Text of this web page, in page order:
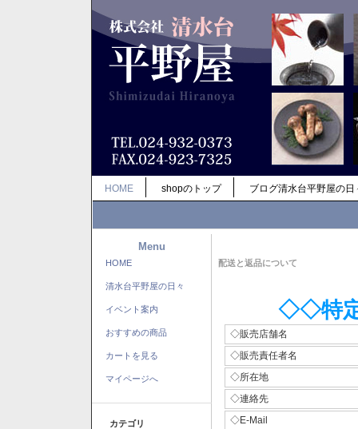
HOME shopのトップ ブログ清水台平野屋の日
Menu
HOME
清水台平野屋の日々
イベント案内
おすすめの商品
カートを見る
マイページへ
カテゴリ
配送と返品について
◇◇特
◇販売店舗名
◇販売責任者名
◇所在地
◇連絡先
◇E-Mail